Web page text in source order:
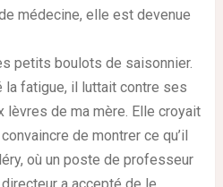
médecine, elle est devenue
petits boulots de saisonnier.
la fatigue, il luttait contre ses
lèvres de ma mère. Elle croyait
de montrer ce qu’il
où un poste de professeur